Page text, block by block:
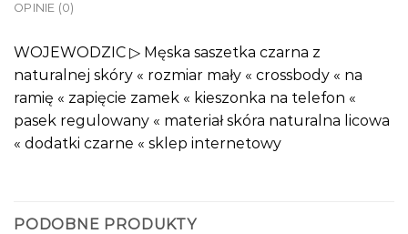
OPINIE (0)
WOJEWODZIC ▷ Męska saszetka czarna z
naturalnej skóry « rozmiar mały « crossbody « na
ramię « zapięcie zamek « kieszonka na telefon «
pasek regulowany « materiał skóra naturalna licowa
« dodatki czarne « sklep internetowy
PODOBNE PRODUKTY